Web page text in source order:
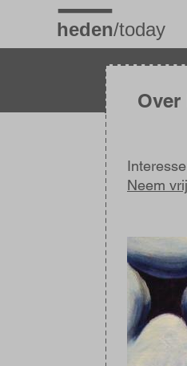
Overslaan
Neem